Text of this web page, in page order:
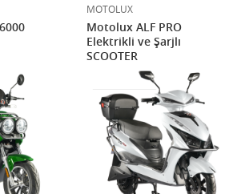
MOTOLUX
Motolux ALF PRO
Elektrikli ve Şarjlı
SCOOTER